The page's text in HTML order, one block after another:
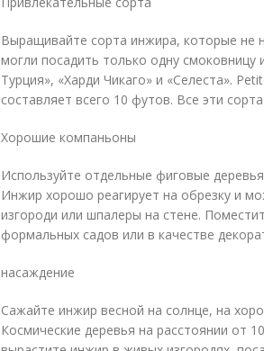
Выращивайте сорта инжира, которые не
могли посадить только одну
Турция», «Харди Чикаго» и «Селеста».
составляет всего 10 футов. Все эти
Хорошие компаньоны
Используйте отдельные фиговые
Инжир хорошо реагирует на обрезку и
изгороди или шпалеры на стене.
формальных садов или в качестве
насаждение
Сажайте инжир весной на солнце, на
Космические деревья на расстоянии от